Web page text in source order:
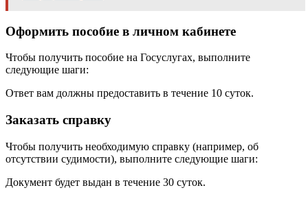
Оформить пособие в личном кабинете
Чтобы получить пособие на Госуслугах, выполните
следующие шаги:
Ответ вам должны предоставить в течение 10 суток.
Заказать справку
Чтобы получить необходимую справку (например, об
отсутствии судимости), выполните следующие шаги:
Документ будет выдан в течение 30 суток.